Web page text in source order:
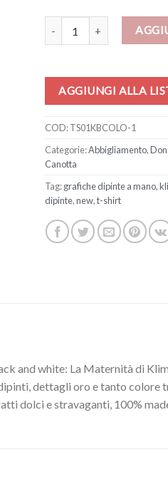
T-shirt - Madre e figlio di
AGGIUNGI ALLA
COD:TS01KBCOLO-1
Categorie:Abbigliamento,
Canotta
Tag:grafiche dipinte a mano,
dipinte,new,t-shirt
and white: La Maternità di
dettagli oro e tanto colore
dolci e stravaganti, 100%